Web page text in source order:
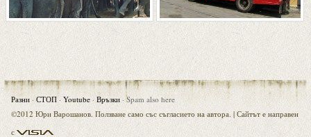
Разни · СТОП · Youtube · Връзки · Spam also here
©2012 Юри Варошанов. Ползване само със съгласието на автора. | Сайтът е направен
с Visia